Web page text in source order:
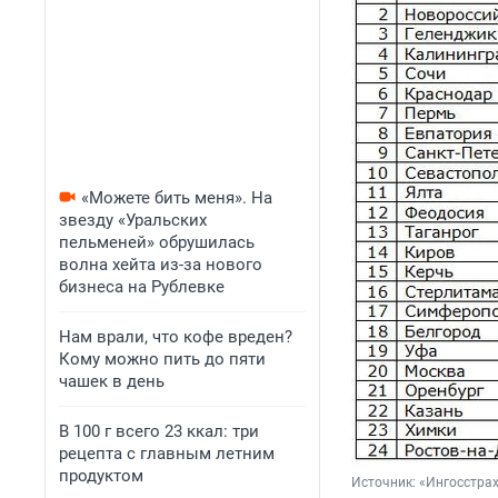
«Можете бить меня». На
звезду «Уральских
пельменей» обрушилась
волна хейта из-за нового
бизнеса на Рублевке
Нам врали, что кофе вреден?
Кому можно пить до пяти
чашек в день
В 100 г всего 23 ккал: три
рецепта с главным летним
продуктом
Источник: